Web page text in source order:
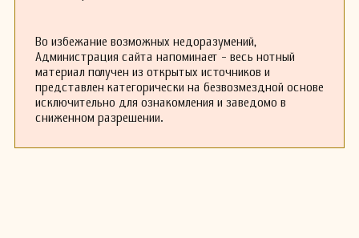
Во избежание возможных недоразумений,
Администрация сайта напоминает - весь нотный
материал получен из открытых источников и
представлен категорически на безвозмездной основе
исключительно для ознакомления и заведомо в
сниженном разрешении.